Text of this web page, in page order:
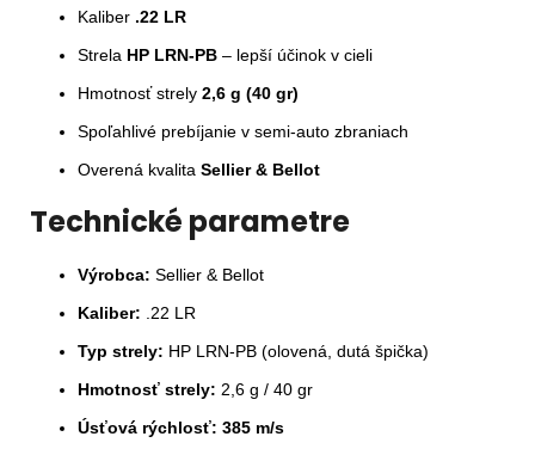
Kaliber .22 LR
Strela HP LRN-PB – lepší účinok v cieli
Hmotnosť strely 2,6 g (40 gr)
Spoľahlivé prebíjanie v semi-auto zbraniach
Overená kvalita Sellier & Bellot
Technické parametre
Výrobca: Sellier & Bellot
Kaliber: .22 LR
Typ strely: HP LRN-PB (olovená, dutá špička)
Hmotnosť strely: 2,6 g / 40 gr
Úsťová rýchlosť: 385 m/s